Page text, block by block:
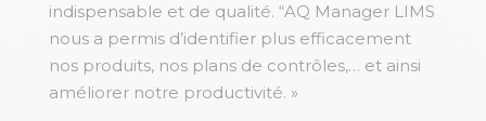
indispensable et de qualité. “AQ Manager LIMS
nous a permis d’identifier plus efficacement
nos produits, nos plans de contrôles,… et ainsi
améliorer notre productivité. »